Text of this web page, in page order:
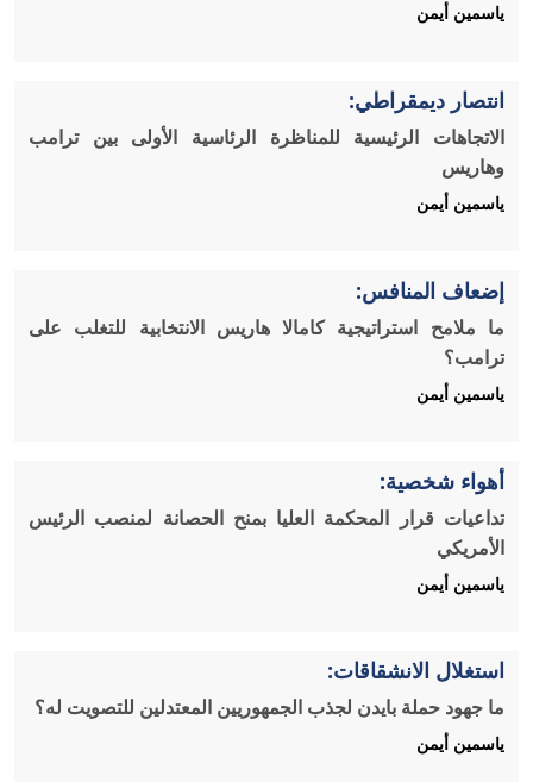
ياسمين أيمن
انتصار ديمقراطي:
الاتجاهات الرئيسية للمناظرة الرئاسية الأولى بين ترامب
وهاريس
ياسمين أيمن
إضعاف المنافس:
ما ملامح استراتيجية كامالا هاريس الانتخابية للتغلب على
ترامب؟
ياسمين أيمن
أهواء شخصية:
تداعيات قرار المحكمة العليا بمنح الحصانة لمنصب الرئيس
الأمريكي
ياسمين أيمن
استغلال الانشقاقات:
ما جهود حملة بايدن لجذب الجمهوريين المعتدلين للتصويت له؟
ياسمين أيمن